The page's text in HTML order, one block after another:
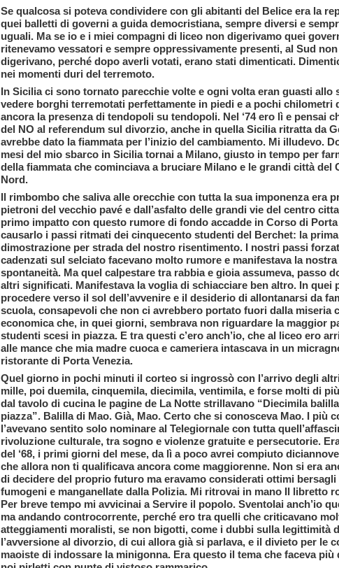
Se qualcosa si poteva condividere con gli abitanti del Belice era la
quei balletti di governi a guida democristiana, sempre diversi e
uguali. Ma se io e i miei compagni di liceo non digerivamo quei
ritenevamo vessatori e sempre oppressivamente presenti, al Sud
digerivano, perché dopo averli votati, erano stati dimenticati.
nei momenti duri del terremoto.
In Sicilia ci sono tornato parecchie volte e ogni volta eran guasti allo
vedere borghi terremotati perfettamente in piedi e a pochi chilometri
ancora la presenza di tendopoli su tendopoli. Nel ‘74 ero lì e pensai
del NO al referendum sul divorzio, anche in quella Sicilia ritratta da
avrebbe dato la fiammata per l’inizio del cambiamento. Mi illudevo.
mesi del mio sbarco in Sicilia tornai a Milano, giusto in tempo per
della fiammata che cominciava a bruciare Milano e le grandi città del
Nord.
Il rimbombo che saliva alle orecchie con tutta la sua imponenza era
pietroni del vecchio pavé e dall’asfalto delle grandi vie del centro
primo impatto con questo rumore di fondo accadde in Corso di Porta
causarlo i passi ritmati dei cinquecento studenti del Berchet: la prima
dimostrazione per strada del nostro risentimento. I nostri passi
cadenzati sul selciato facevano molto rumore e manifestava la nostra
spontaneità. Ma quel calpestare tra rabbia e gioia assumeva, passo
altri significati. Manifestava la voglia di schiacciare ben altro. In quei
procedere verso il sol dell’avvenire e il desiderio di allontanarsi da
scuola, consapevoli che non ci avrebbero portato fuori dalla miseria
economica che, in quei giorni, sembrava non riguardare la maggior
studenti scesi in piazza. E tra questi c’ero anch’io, che al liceo ero
alle mance che mia madre cuoca e cameriera intascava in un
ristorante di Porta Venezia.
Quel giorno in pochi minuti il corteo si ingrossò con l’arrivo degli
mille, poi duemila, cinquemila, diecimila, ventimila, e forse molti di
dal tavolo di cucina le pagine de La Notte strillavano “Diecimila
piazza”. Balilla di Mao. Già, Mao. Certo che si conosceva Mao. I più
l’avevano sentito solo nominare al Telegiornale con tutta
rivoluzione culturale, tra sogno e violenze gratuite e persecutorie.
del ‘68, i primi giorni del mese, da lì a poco avrei compiuto
che allora non ti qualificava ancora come maggiorenne. Non si era
di decidere del proprio futuro ma eravamo considerati ottimi bersagli
fumogeni e manganellate dalla Polizia. Mi ritrovai in mano Il libretto
Per breve tempo mi avvicinai a Servire il popolo. Sventolai anch’io
ma andando controcorrente, perché ero tra quelli che criticavano
atteggiamenti moralisti, se non bigotti, come i dubbi sulla legittimità
l’avversione al divorzio, di cui allora già si parlava, e il divieto per le
maoiste di indossare la minigonna. Era questo il tema che faceva più